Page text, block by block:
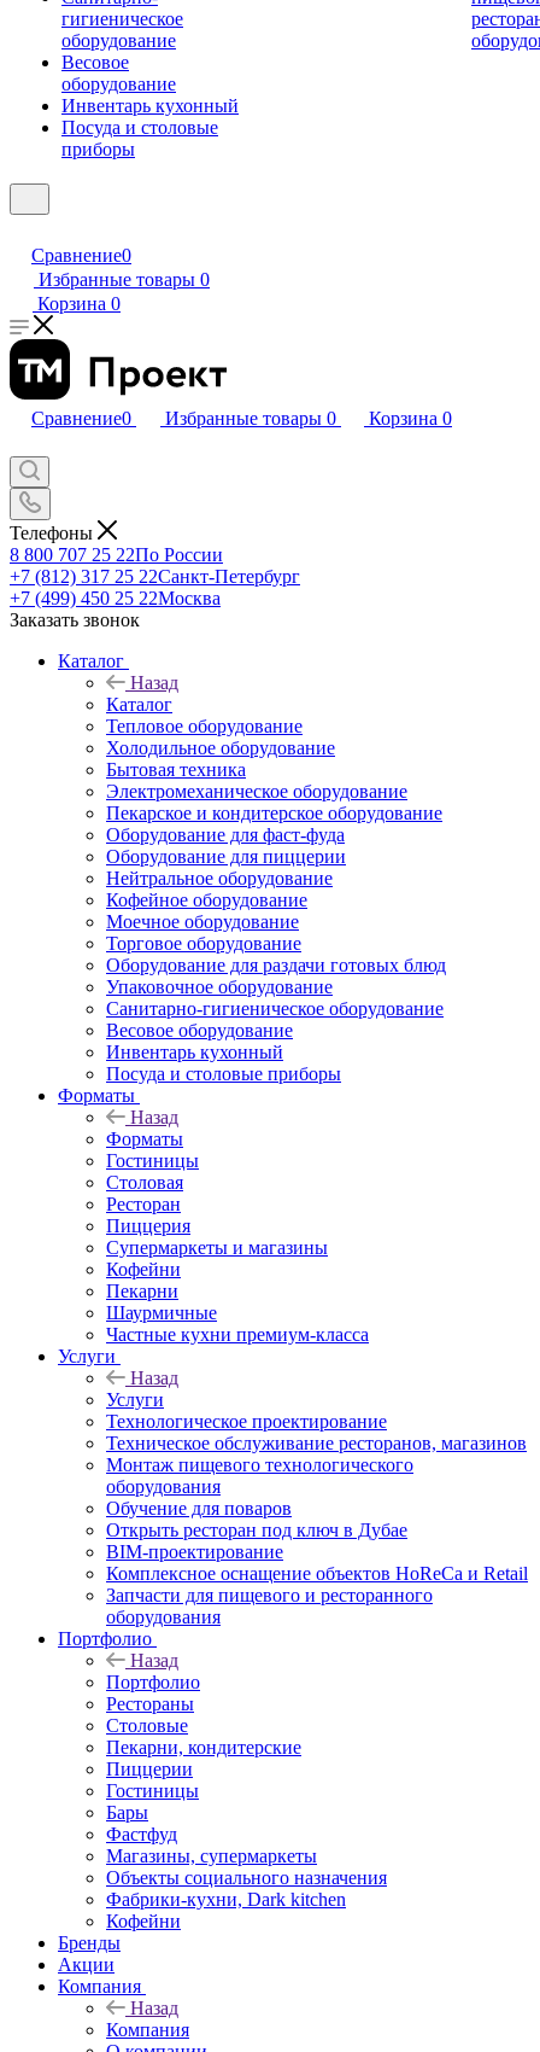
гигиеническое
оборудование
Весовое
оборудование
Инвентарь кухонный
Посуда и столовые
приборы
Сравнение0
Избранные товары 0
Корзина 0
Сравнение0 Избранные товары 0 Корзина 0
Телефоны
8 800 707 25 22По России
+7 (812) 317 25 22Санкт-Петербург
+7 (499) 450 25 22Москва
Заказать звонок
Каталог
Назад
Каталог
Тепловое оборудование
Холодильное оборудование
Бытовая техника
Электромеханическое оборудование
Пекарское и кондитерское оборудование
Оборудование для фаст-фуда
Оборудование для пиццерии
Нейтральное оборудование
Кофейное оборудование
Моечное оборудование
Торговое оборудование
Оборудование для раздачи готовых блюд
Упаковочное оборудование
Санитарно-гигиеническое оборудование
Весовое оборудование
Инвентарь кухонный
Посуда и столовые приборы
Форматы
Назад
Форматы
Гостиницы
Столовая
Ресторан
Пиццерия
Супермаркеты и магазины
Кофейни
Пекарни
Шаурмичные
Частные кухни премиум-класса
Услуги
Назад
Услуги
Технологическое проектирование
Техническое обслуживание ресторанов, магазинов
Монтаж пищевого технологического
оборудования
Обучение для поваров
Открыть ресторан под ключ в Дубае
BIM-проектирование
Комплексное оснащение объектов HoReCa и Retail
Запчасти для пищевого и ресторанного
оборудования
Портфолио
Назад
Портфолио
Рестораны
Столовые
Пекарни, кондитерские
Пиццерии
Гостиницы
Бары
Фастфуд
Магазины, супермаркеты
Объекты социального назначения
Фабрики-кухни, Dark kitchen
Кофейни
Бренды
Акции
Компания
Назад
Компания